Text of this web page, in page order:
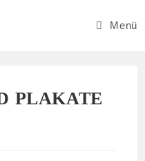
Menü
PLAKATE